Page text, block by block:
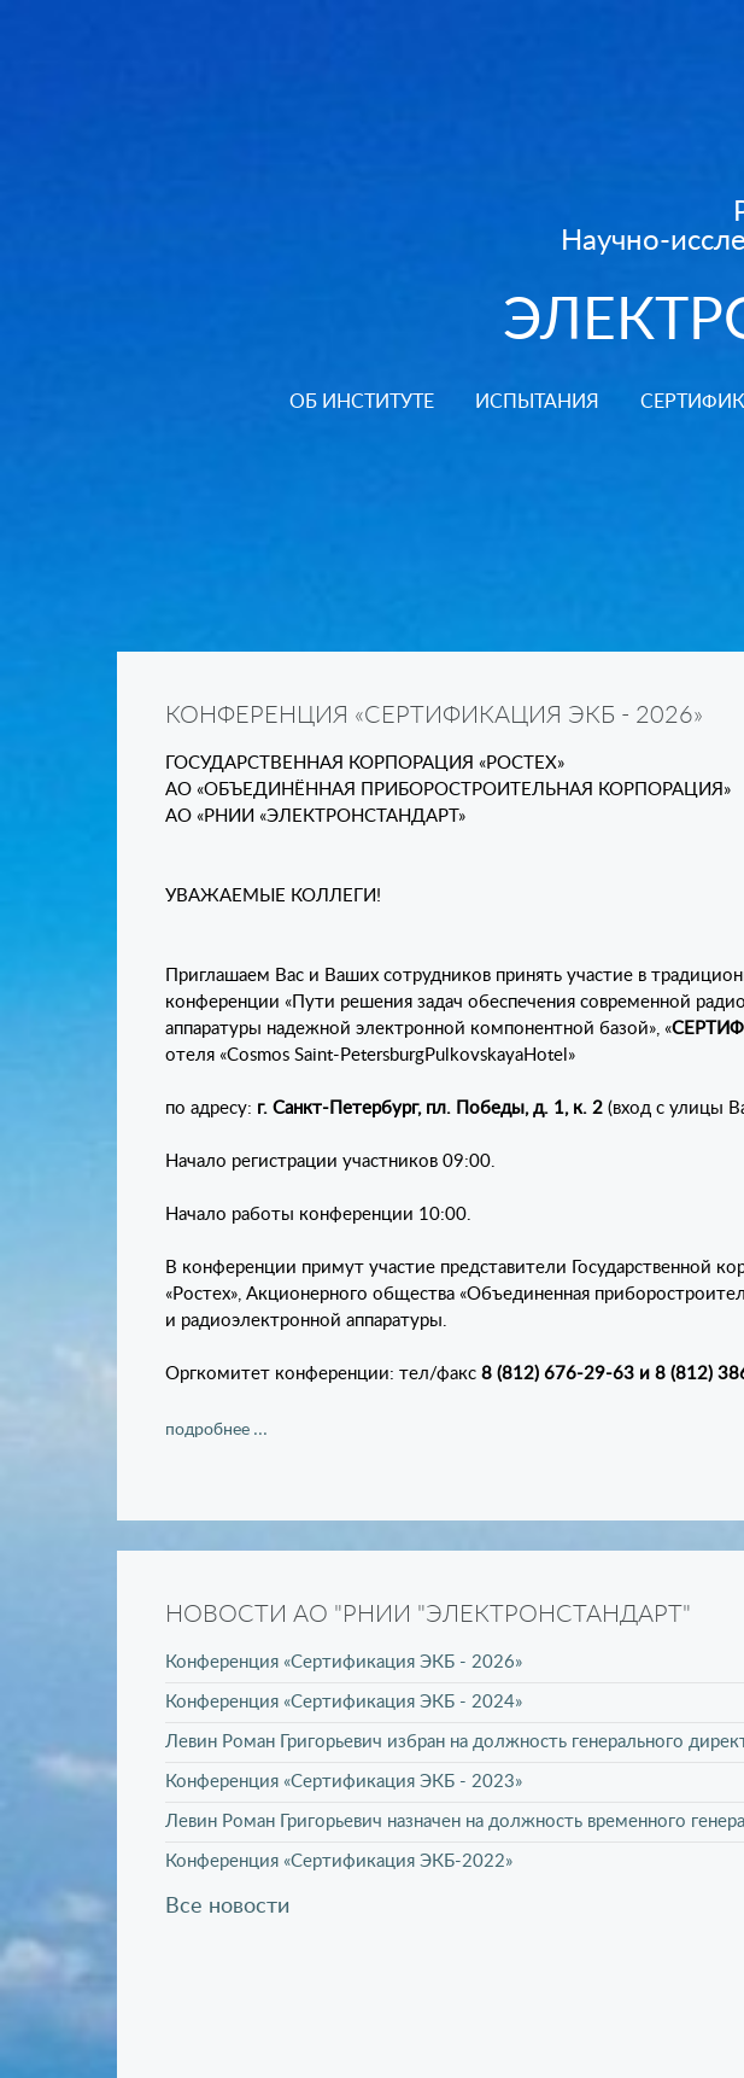
Научно-
ОБ ИНСТИТУТЕ ИСПЫТАНИЯ
КОНФЕРЕНЦИЯ «СЕРТИФИКАЦИЯ ЭКБ - 2026»
ГОСУДАРСТВЕННАЯ КОРПОРАЦИЯ «РОСТЕХ»
АО «ОБЪЕДИНЁННАЯ ПРИБОРОСТРОИТЕЛЬНАЯ КОРПОРАЦИЯ»
АО «РНИИ «ЭЛЕКТРОНСТАНДАРТ»
УВАЖАЕМЫЕ КОЛЛЕГИ!
Приглашаем Вас и Ваших сотрудников принять участие в
конференции «Пути решения задач обеспечения современной
аппаратуры надежной электронной компонентной базой», «
отеля «Cosmos Saint-PetersburgPulkovskayaHotel»
по адресу: г. Санкт-Петербург, пл. Победы, д. 1, к. 2 (вход с улицы
Начало регистрации участников 09:00.
Начало работы конференции 10:00.
В конференции примут участие представители Государственной
«Ростех», Акционерного общества «Объединенная
и радиоэлектронной аппаратуры.
Оргкомитет конференции: тел/факс 8 (812) 676-29-63 и 8 (812)
подробнее ...
НОВОСТИ АО "РНИИ "ЭЛЕКТРОНСТАНДАРТ"
Конференция «Сертификация ЭКБ - 2026»
Конференция «Сертификация ЭКБ - 2024»
Левин Роман Григорьевич избран на должность генерального
Конференция «Сертификация ЭКБ - 2023»
Левин Роман Григорьевич назначен на должность временного
Конференция «Сертификация ЭКБ-2022»
Все новости